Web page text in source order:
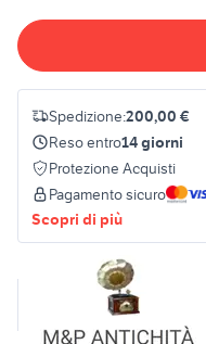
Spedizione:200,00 €
Reso entro14 giorni
Protezione Acquisti
Pagamento sicuro
Scopri di più